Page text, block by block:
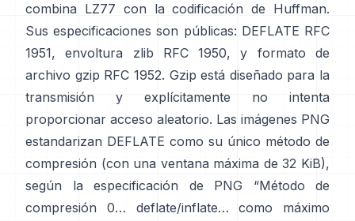
combina LZ77 con la codificación de Huffman.
Sus especificaciones son públicas: DEFLATE RFC
1951, envoltura zlib RFC 1950, y formato de
archivo gzip RFC 1952. Gzip está diseñado para la
transmisión y explícitamente
no intenta
proporcionar acceso aleatorio. Las imágenes PNG
estandarizan DEFLATE como su único método de
compresión (con una ventana máxima de 32 KiB),
según la especificación de PNG
“Método de
compresión 0… deflate/inflate… como máximo